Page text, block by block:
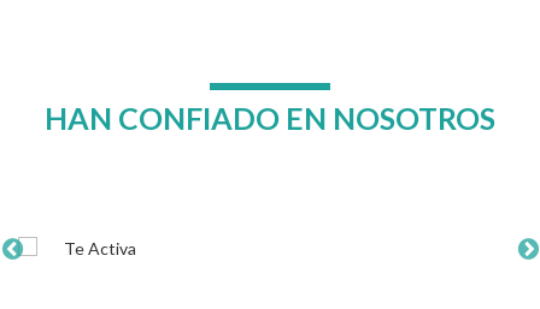
HAN CONFIADO EN NOSOTROS